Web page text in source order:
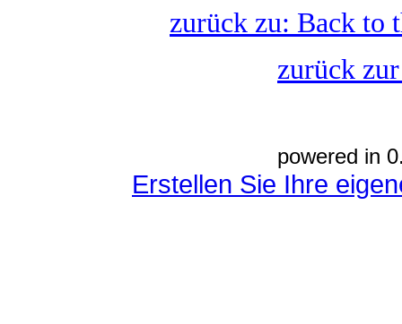
zurück zu: Back to
zurück
powered in
Erstellen Sie Ihre